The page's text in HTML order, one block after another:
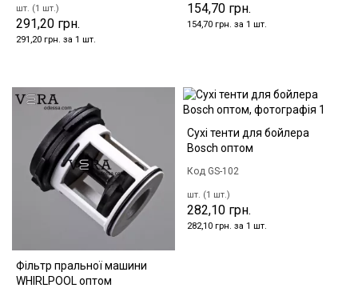
шт. (1 шт.)
291,20 грн.
291,20 грн. за 1 шт.
154,70 грн.
154,70 грн. за 1 шт.
Фільтр пральної машини
WHIRLPOOL оптом
Сухі тенти для бойлера
Bosch оптом
Код GS-102
шт. (1 шт.)
282,10 грн.
282,10 грн. за 1 шт.